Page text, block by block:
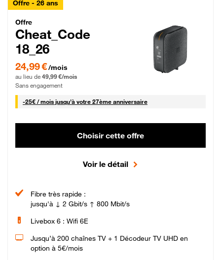
Offre - 26 ans
Cheat_Code Fibre_18_26
Offre
Cheat_Code
18_26
24,99 € par mois pendant 0 mois puis 49,99 € par mois, Sans engagement
24,99 €/mois
au lieu de 49,99 €/mois
Sans engagement
-25€ / mois25 € par mois
jusqu'à votre 27ème anniversaire
Choisir cette offre
Voir le détail
Fibre très rapide :
jusqu'à ↓ 2 Gbit/s ↑ 800 Mbit/s
Livebox 6 : Wifi 6E
Jusqu’à 200 chaînes TV + 1 Décodeur TV UHD en
option à 5€/mois